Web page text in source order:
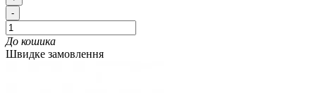
-
До кошика
Швидке замовлення